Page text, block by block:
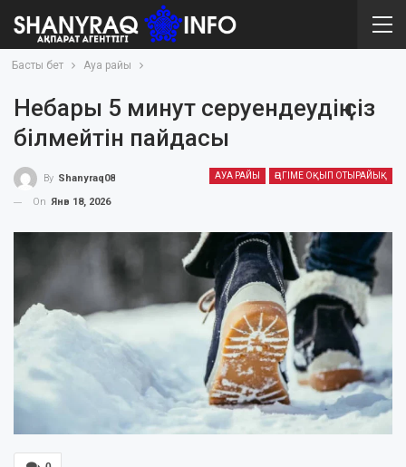
Басты бет Ауа райы
Небары 5 минут серуендеудің сіз
білмейтін пайдасы
АУА РАЙЫ ӘҢГІМЕ ОҚЫП ОТЫРАЙЫҚ
By Shanyraq08
On Янв 18, 2026